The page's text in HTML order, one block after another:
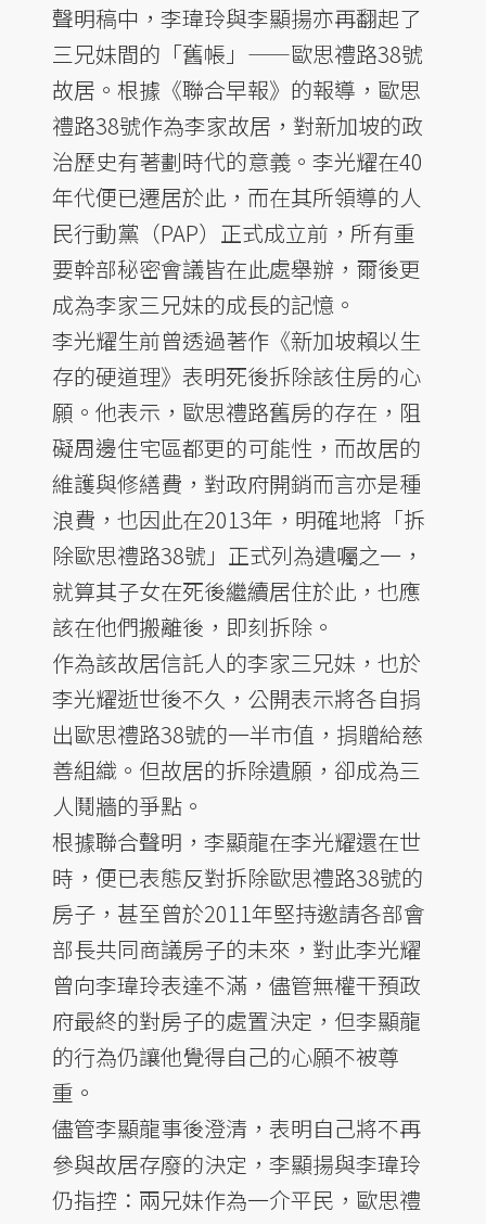
聲明稿中，李瑋玲與李顯揚亦再翻起了
三兄妹間的「舊帳」——歐思禮路38號
故居。根據《聯合早報》的報導，歐思
禮路38號作為李家故居，對新加坡的政
治歷史有著劃時代的意義。李光耀在40
年代便已遷居於此，而在其所領導的人
民行動黨（PAP）正式成立前，所有重
要幹部秘密會議皆在此處舉辦，爾後更
成為李家三兄妹的成長的記憶。
李光耀生前曾透過著作《新加坡賴以生
存的硬道理》表明死後拆除該住房的心
願。他表示，歐思禮路舊房的存在，阻
礙周邊住宅區都更的可能性，而故居的
維護與修繕費，對政府開銷而言亦是種
浪費，也因此在2013年，明確地將「拆
除歐思禮路38號」正式列為遺囑之一，
就算其子女在死後繼續居住於此，也應
該在他們搬離後，即刻拆除。
作為該故居信託人的李家三兄妹，也於
李光耀逝世後不久，公開表示將各自捐
出歐思禮路38號的一半市值，捐贈給慈
善組織。但故居的拆除遺願，卻成為三
人鬩牆的爭點。
根據聯合聲明，李顯龍在李光耀還在世
時，便已表態反對拆除歐思禮路38號的
房子，甚至曾於2011年堅持邀請各部會
部長共同商議房子的未來，對此李光耀
曾向李瑋玲表達不滿，儘管無權干預政
府最終的對房子的處置決定，但李顯龍
的行為仍讓他覺得自己的心願不被尊
重。
儘管李顯龍事後澄清，表明自己將不再
參與故居存廢的決定，李顯揚與李瑋玲
仍指控：兩兄妹作為一介平民，歐思禮